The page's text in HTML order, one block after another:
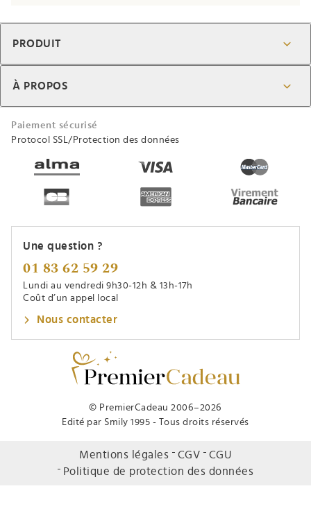
© PremierCadeau 2006–2026
Edité par Smily 1995 - Tous droits réservés
PRODUIT
À PROPOS
Paiement sécurisé
Protocol SSL/Protection des données
Une question ?
01 83 62 59 29
Lundi au vendredi 9h30-12h & 13h-17h
Coût d’un appel local
Nous contacter
Mentions légales CGV
CGU
Politique de protection des données